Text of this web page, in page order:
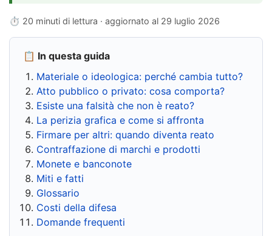
⏱ 20 minuti di lettura · aggiornato al 29 luglio 2026
📋 In questa guida
Materiale o ideologica: perché cambia tutto?
Atto pubblico o privato: cosa comporta?
Esiste una falsità che non è reato?
La perizia grafica e come si affronta
Firmare per altri: quando diventa reato
Contraffazione di marchi e prodotti
Monete e banconote
Miti e fatti
Glossario
Costi della difesa
Domande frequenti